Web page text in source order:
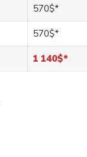
570$*
570$*
1 140$*